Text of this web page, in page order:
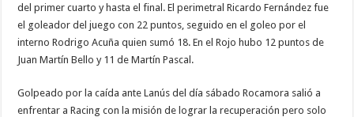
del primer cuarto y hasta el final. El perimetral Ricardo Fernández fue
el goleador del juego con 22 puntos, seguido en el goleo por el
interno Rodrigo Acuña quien sumó 18. En el Rojo hubo 12 puntos de
Juan Martín Bello y 11 de Martín Pascal.
Golpeado por la caída ante Lanús del día sábado Rocamora salió a
enfrentar a Racing con la misión de lograr la recuperación pero solo